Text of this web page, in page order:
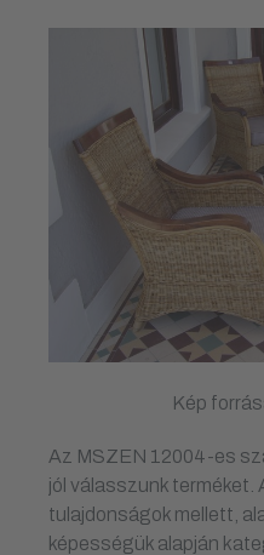
Kép
Az MSZEN 12004-es
jól válasszunk terméket.
tulajdonságok mellett,
képességük alapján